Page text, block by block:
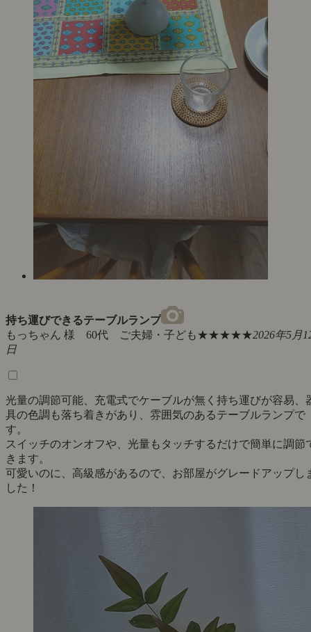
持ち運びできるテーブルランプ
もっちゃん 様 60代 ご夫婦・子ども★★★★★2026年5月
日
光量の調節可能、充電式でケーブルが無く持ち運びが容易、
具の色調も落ち着きがあり、雰囲気のあるテーブルランプで
す。
スイッチのオンオフや、光量もタッチするだけで簡単に調節
きます。
可愛いのに、高級感があるので、お部屋がグレードアップし
した！